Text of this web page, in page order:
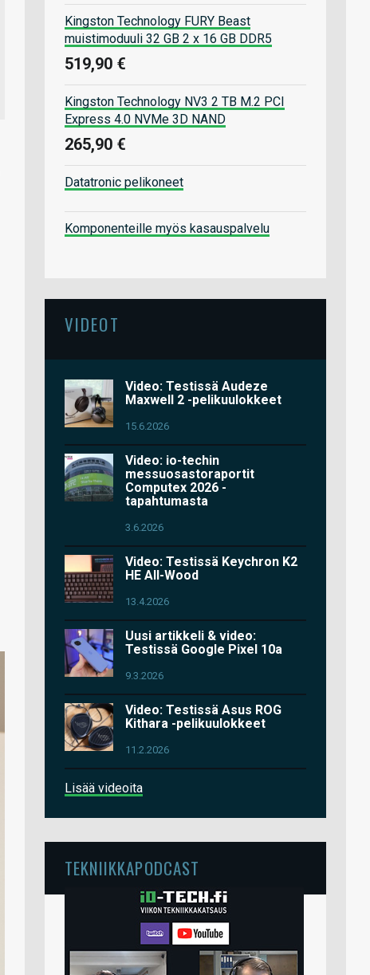
Kingston Technology FURY Beast
muistimoduuli 32 GB 2 x 16 GB DDR5
519,90 €
Kingston Technology NV3 2 TB M.2 PCI
Express 4.0 NVMe 3D NAND
265,90 €
Datatronic pelikoneet
Komponenteille myös kasauspalvelu
VIDEOT
Video: Testissä Audeze
Maxwell 2 -pelikuulokkeet
15.6.2026
Video: io-techin
messuosastoraportit
Computex 2026 -
tapahtumasta
3.6.2026
Video: Testissä Keychron K2
HE All-Wood
13.4.2026
Uusi artikkeli & video:
Testissä Google Pixel 10a
9.3.2026
Video: Testissä Asus ROG
Kithara -pelikuulokkeet
11.2.2026
Lisää videoita
TEKNIIKKAPODCAST